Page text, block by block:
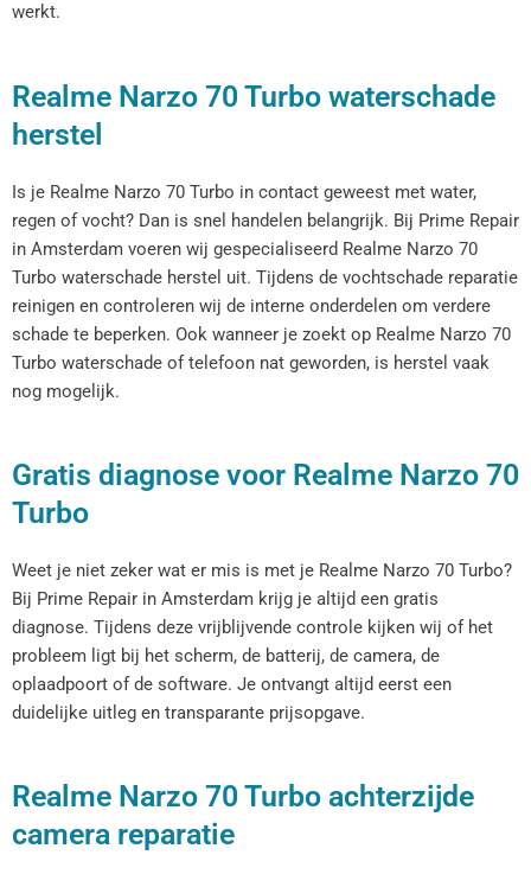
werkt.
Realme Narzo 70 Turbo waterschade
herstel
Is je Realme Narzo 70 Turbo in contact geweest met water,
regen of vocht? Dan is snel handelen belangrijk. Bij Prime Repair
in Amsterdam voeren wij gespecialiseerd Realme Narzo 70
Turbo waterschade herstel uit. Tijdens de vochtschade reparatie
reinigen en controleren wij de interne onderdelen om verdere
schade te beperken. Ook wanneer je zoekt op Realme Narzo 70
Turbo waterschade of telefoon nat geworden, is herstel vaak
nog mogelijk.
Gratis diagnose voor Realme Narzo 70
Turbo
Weet je niet zeker wat er mis is met je Realme Narzo 70 Turbo?
Bij Prime Repair in Amsterdam krijg je altijd een gratis
diagnose. Tijdens deze vrijblijvende controle kijken wij of het
probleem ligt bij het scherm, de batterij, de camera, de
oplaadpoort of de software. Je ontvangt altijd eerst een
duidelijke uitleg en transparante prijsopgave.
Realme Narzo 70 Turbo achterzijde
camera reparatie